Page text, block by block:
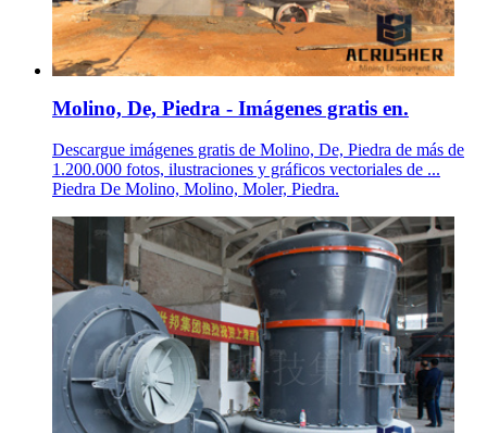
Molino, De, Piedra - Imágenes gratis en.
Descargue imágenes gratis de Molino, De, Piedra de más de
1.200.000 fotos, ilustraciones y gráficos vectoriales de ...
Piedra De Molino, Molino, Moler, Piedra.